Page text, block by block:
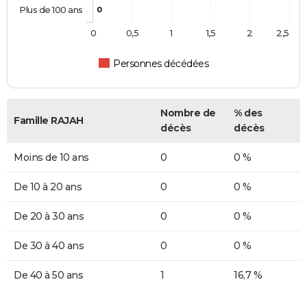
0
Personnes décédées
Plus de 100 ans
0 0,5 1 1,5 2 2,5
Famille RAJAH
Nombre de
décès
% des
décès
Moins de 10 ans 0 0 %
De 10 à 20 ans 0 0 %
De 20 à 30 ans 0 0 %
De 30 à 40 ans 0 0 %
De 40 à 50 ans 1 16,7 %